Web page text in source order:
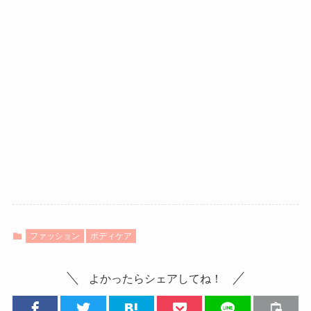
ファッション ボディケア
よかったらシェアしてね！